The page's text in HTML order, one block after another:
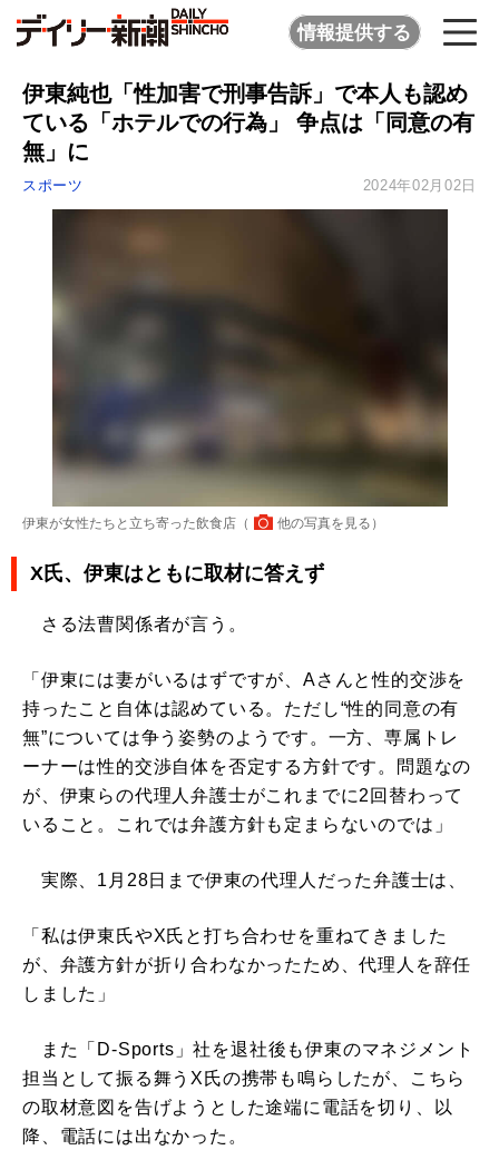
情報提供する
伊東純也「性加害で刑事告訴」で本人も認め
ている「ホテルでの行為」 争点は「同意の有
無」に
スポーツ 2024年02月02日
伊東が女性たちと立ち寄った飲食店（ 他の写真を見る ）
X氏、伊東はともに取材に答えず
さる法曹関係者が言う。
「伊東には妻がいるはずですが、Aさんと性的交渉を
持ったこと自体は認めている。ただし“性的同意の有
無”については争う姿勢のようです。一方、専属トレ
ーナーは性的交渉自体を否定する方針です。問題なの
が、伊東らの代理人弁護士がこれまでに2回替わって
いること。これでは弁護方針も定まらないのでは」
実際、1月28日まで伊東の代理人だった弁護士は、
「私は伊東氏やX氏と打ち合わせを重ねてきました
が、弁護方針が折り合わなかったため、代理人を辞任
しました」
また「D-Sports」社を退社後も伊東のマネジメント
担当として振る舞うX氏の携帯も鳴らしたが、こちら
の取材意図を告げようとした途端に電話を切り、以
降、電話には出なかった。